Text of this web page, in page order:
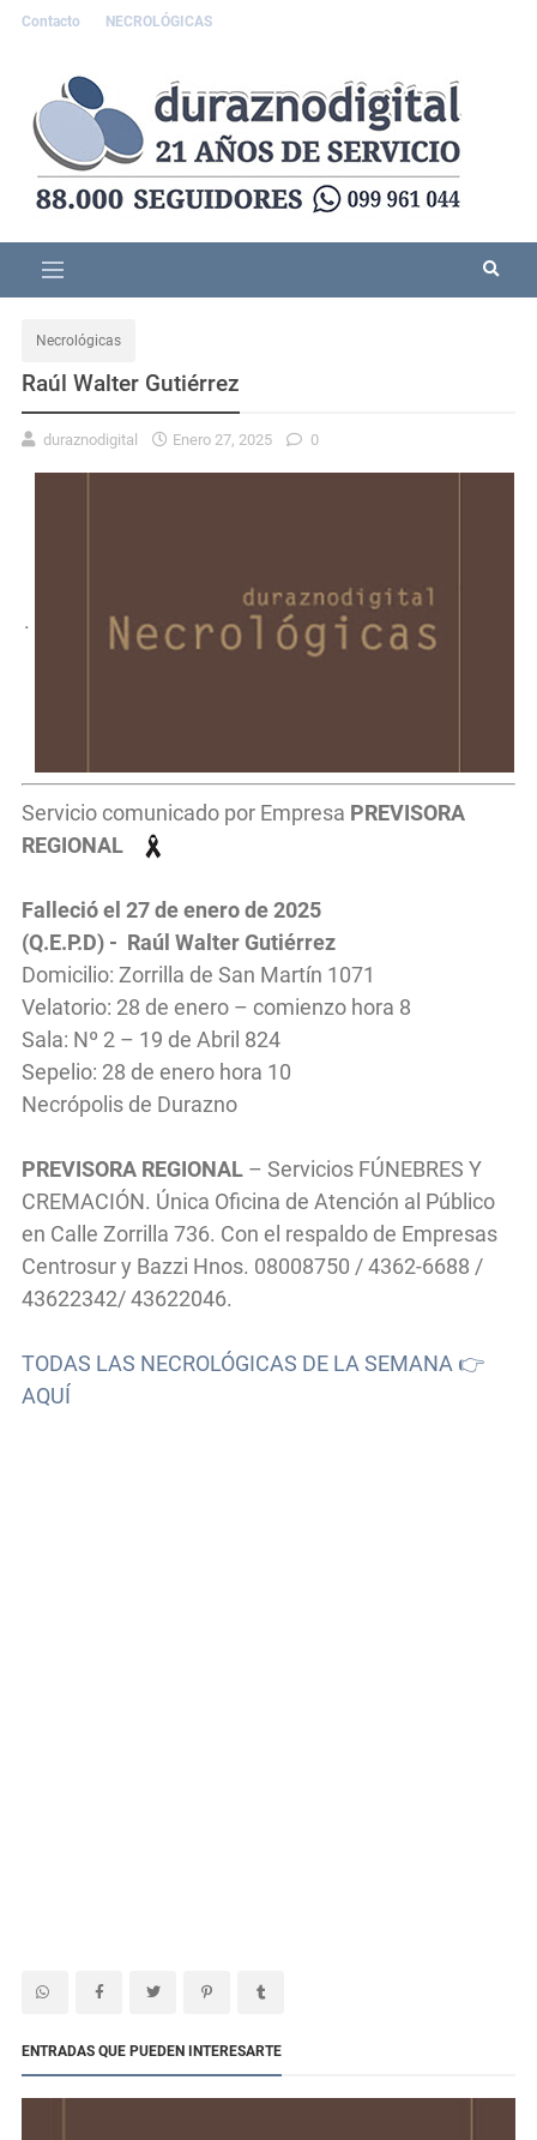
Contacto NECROLÓGICAS
Necrológicas
Raúl Walter Gutiérrez
duraznodigital Enero 27, 2025 0
.
Servicio comunicado por Empresa PREVISORA
REGIONAL
Falleció el 27 de enero de 2025
(Q.E.P.D) - Raúl Walter Gutiérrez
Domicilio: Zorrilla de San Martín 1071
Velatorio: 28 de enero – comienzo hora 8
Sala: Nº 2 – 19 de Abril 824
Sepelio: 28 de enero hora 10
Necrópolis de Durazno
PREVISORA REGIONAL – Servicios FÚNEBRES Y
CREMACIÓN. Única Oficina de Atención al Público
en Calle Zorrilla 736. Con el respaldo de Empresas
Centrosur y Bazzi Hnos. 08008750 / 4362-6688 /
43622342/ 43622046.
TODAS LAS NECROLÓGICAS DE LA SEMANA 👉
AQUÍ
ENTRADAS QUE PUEDEN INTERESARTE